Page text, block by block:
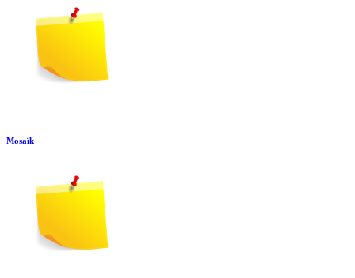
Mosaïk